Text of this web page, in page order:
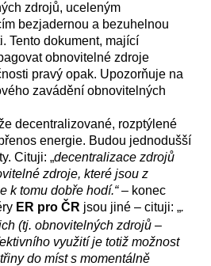
zdrojů, uceleným
bezjadernou a bezuhelnou
Tento dokument, mající
obnovitelné zdroje
pravý opak. Upozorňuje na
zavádění obnovitelných
decentralizované, rozptýlené
energie. Budou jednodušší
Cituji: „decentralizace zdrojů
zdroje, které jsou z
k tomu dobře hodí.“– konec
ER pro ČR jsou jiné – cituji: „.
(tj. obnovitelných zdrojů –
využití je totiž možnost
do míst s momentálně